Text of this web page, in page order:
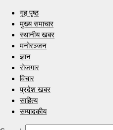
गृह पृष्ठ
मुख्य समाचार
स्थानीय खबर
मनोरञ्जन
ज्ञान
रोजगार
विचार
प्रदेश खबर
साहित्य
सम्पादकीय